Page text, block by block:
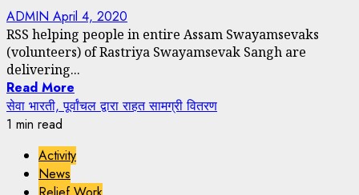
ADMIN April 4, 2020
RSS helping people in entire Assam Swayamsevaks
(volunteers) of Rastriya Swayamsevak Sangh are
delivering...
Read More
सेवा भारती, पूर्वांचल द्वारा राहत सामग्री वितरण
1 min read
Activity
News